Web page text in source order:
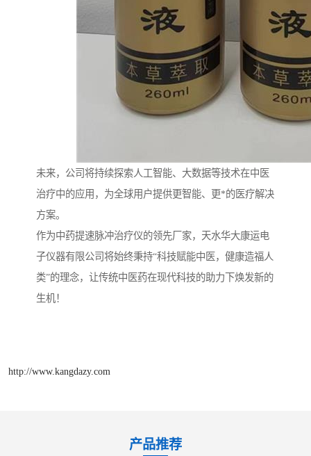
未来，公司将持续探索人工智能、大数据等技术在中医
治疗中的应用，为全球用户提供更智能、更*的医疗解决
方案。
作为中药提速脉冲治疗仪的领先厂家，天水华大康运电
子仪器有限公司将始终秉持“科技赋能中医，健康造福人
类”的理念，让传统中医药在现代科技的助力下焕发新的
生机！
http://www.kangdazy.com
产品推荐